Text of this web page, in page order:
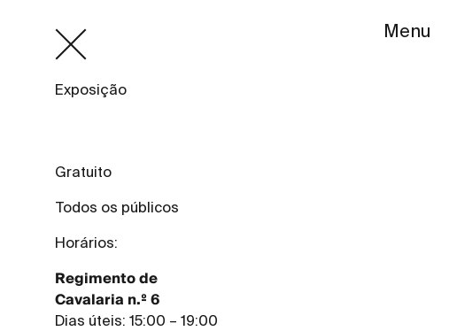
Menu
Exposição
Gratuito
Todos os públicos
Horários:
Regimento de
Cavalaria n.º 6
Dias úteis: 15:00 – 19:00